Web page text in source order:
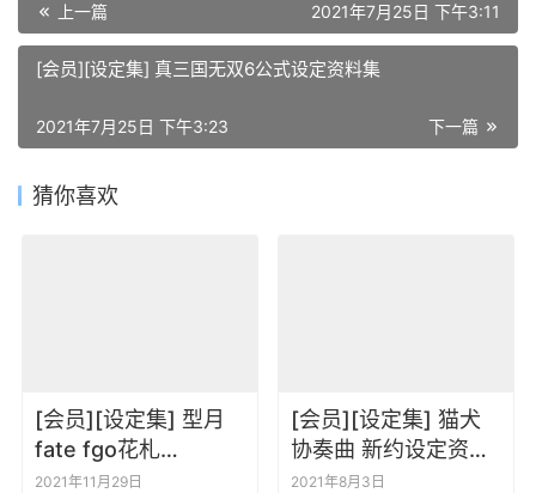
上一篇 2021年7月25日 下午3:11
[会员][设定集] 真三国无双6公式设定资料集
下一篇
2021年7月25日 下午3:23
猜你喜欢
[会员][设定集] 型月
fate fgo花札
Hanafuda Material
2021年11月29日
[会员][设定集] 猫犬
协奏曲 新约设定资料
集 Vol.1-3
2021年8月3日